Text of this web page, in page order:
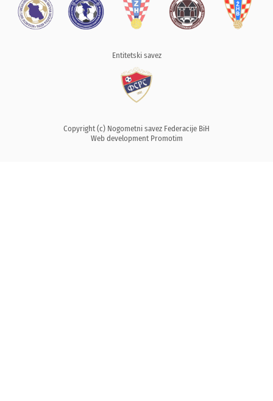
Entitetski savez
Copyright (c) Nogometni savez Federacije BiH
Web development Promotim